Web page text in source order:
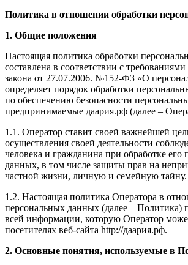
Политика в отношении обработки
1. Общие положения
Настоящая политика обработки
составлена в соответствии с
закона от 27.07.2006. №152-ФЗ «О
определяет порядок обработки
по обеспечению безопасности
предпринимаемые даария.рф (далее –
1.1. Оператор ставит своей важнейшей
осуществления своей деятельности
человека и гражданина при обработке его
данных, в том числе защиты прав на
частной жизни, личную и семейную тайну.
1.2. Настоящая политика Оператора в
персональных данных (далее – Политика)
всей информации, которую Оператор
посетителях веб-сайта http://даария.рф.
2. Основные понятия, используемые в